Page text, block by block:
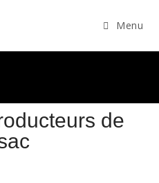
Menu
de